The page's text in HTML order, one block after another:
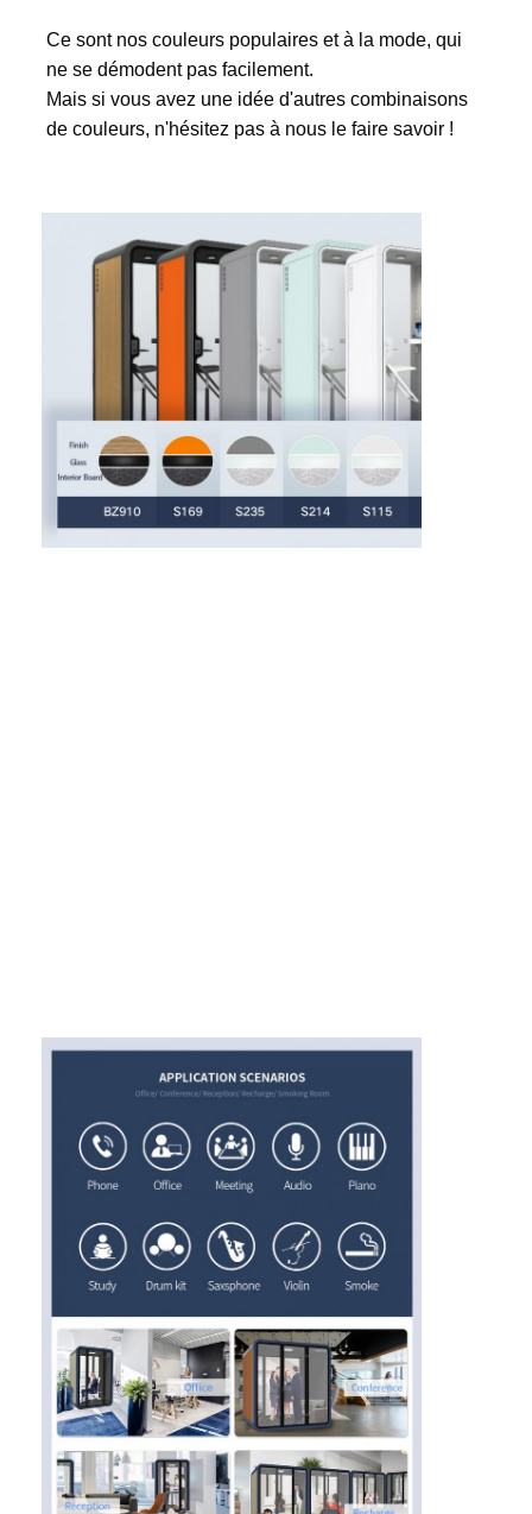
Ce sont nos couleurs populaires et à la mode, qui
ne se démodent pas facilement.
Mais si vous avez une idée d'autres combinaisons
de couleurs, n'hésitez pas à nous le faire savoir !